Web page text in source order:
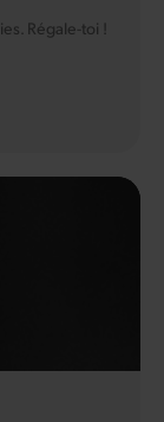
Régale-toi !